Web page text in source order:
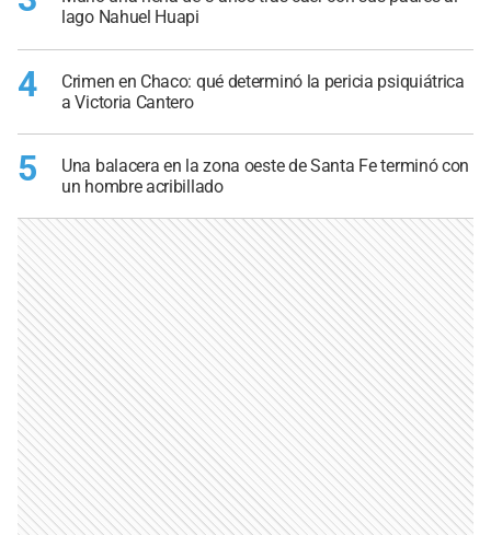
lago Nahuel Huapi
4
Crimen en Chaco: qué determinó la pericia psiquiátrica
a Victoria Cantero
5
Una balacera en la zona oeste de Santa Fe terminó con
un hombre acribillado